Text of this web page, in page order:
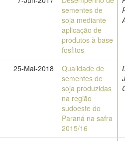
sementes de
soja mediante
aplicação de
produtos à base
fosfitos
25-Mai-2018
Qualidade de
sementes de
soja produzidas
na região
sudoeste do
Paraná na safra
2015/16